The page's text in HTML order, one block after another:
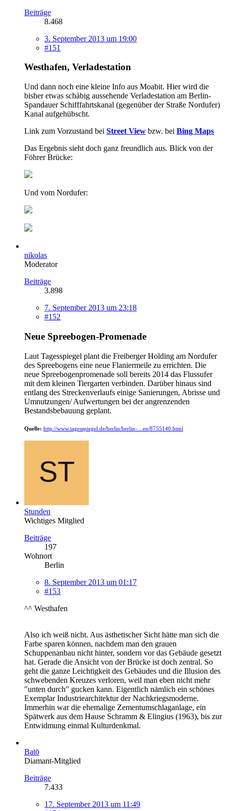
Beiträge
8.468
3. September 2013 um 19:00
#151
Westhafen, Verladestation
Und dann noch eine kleine Info aus Moabit. Hier wird die
bisher etwas schäbig aussehende Verladestation am Berlin-
Spandauer Schifffahrtskanal (gegenüber der Straße Nordufer)
Kanal aufgehübscht.
Link zum Vorzustand bei Street View bzw. bei Bing Maps
Das Ergebnis sieht doch ganz freundlich aus. Blick von der
Föhrer Brücke:
Und vom Nordufer:
nikolas
Moderator
Beiträge
3.898
7. September 2013 um 23:18
#152
Neue Spreebogen-Promenade
Laut Tagesspiegel plant die Freiberger Holding am Nordufer
des Spreebogens eine neue Flaniermeile zu errichten. Die
neue Spreebogenpromenade soll bereits 2014 das Flussufer
mit dem kleinen Tiergarten verbinden. Darüber hinaus sind
entlang des Streckenverlaufs einige Sanierungen, Abrisse und
Umnutzungen/ Aufwertungen bei der angrenzenden
Bestandsbebauung geplant.
Quelle: http://www.tagesspiegel.de/berlin/berlin-…en/8755140.html
Stunden
Wichtiges Mitglied
Beiträge
197
Wohnort
Berlin
8. September 2013 um 01:17
#153
^^ Westhafen
Also ich weiß nicht. Aus ästhetischer Sicht hätte man sich die
Farbe sparen können, nachdem man den grauen
Schuppenanbau nicht hinter, sondern vor das Gebäude gesetzt
hat. Gerade die Ansicht von der Brücke ist doch zentral. So
geht die ganze Leichtigkeit des Gebäudes und die Illusion des
schwebenden Kreuzes verloren, weil man eben nicht mehr
"unten durch" gucken kann. Eigentlich nämlich ein schönes
Exemplar Industriearchitektur der Nachkriegsmoderne.
Immerhin war die ehemalige Zementumschlaganlage, ein
Spätwerk aus dem Hause Schramm & Elingius (1963), bis zur
Entwidmung einmal Kulturdenkmal.
Batō
Diamant-Mitglied
Beiträge
7.433
17. September 2013 um 11:49